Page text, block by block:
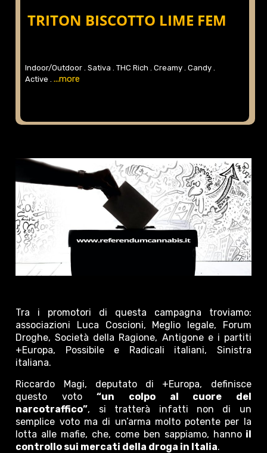
TRITON BISCOTTO LIME FEM
Indoor/Outdoor .Sativa .THC Rich .Creamy .Candy .
Active ....more
Tra i promotori di questa campagna troviamo:
associazioni Luca Coscioni, Meglio legale, Forum
Droghe, Società della Ragione, Antigone e i partiti
+Europa, Possibile e Radicali italiani, Sinistra
italiana.
Riccardo Magi, deputato di +Europa, definisce
questo voto“un colpo al cuore del
narcotraffico”, si tratterà infatti non di un
semplice voto ma di un’arma molto potente per la
lotta alle mafie, che, come ben sappiamo, hannoil
controllo sui mercati della droga in Italia.